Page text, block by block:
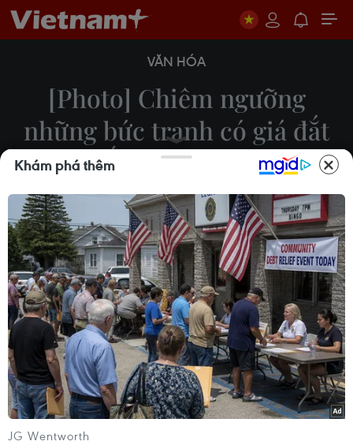
VĂN HÓA
[Photo] Chiêm ngưỡng
những bức tranh có giá đắt
đến "giật mình"
11/02/2015 08:05
Nhiều người sẽ phải ngỡ ngàng khi biết nhiều
bước tranh có giá cả một gia tài, thậm chí lên tới
300 triệu USD.
Khám phá thêm
JG Wentworth